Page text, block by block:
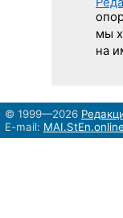
мы
на
© 1999—2026
E-mail: